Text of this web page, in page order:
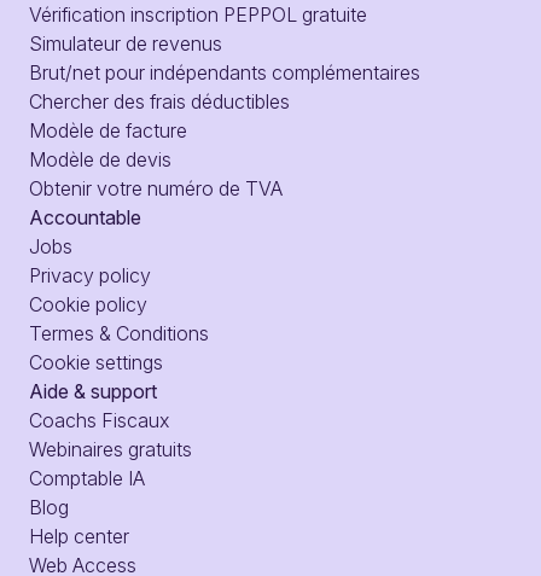
Vérification inscription PEPPOL gratuite
Simulateur de revenus
Brut/net pour indépendants complémentaires
Chercher des frais déductibles
Modèle de facture
Modèle de devis
Obtenir votre numéro de TVA
Accountable
Jobs
Privacy policy
Cookie policy
Termes & Conditions
Cookie settings
Aide & support
Coachs Fiscaux
Webinaires gratuits
Comptable IA
Blog
Help center
Web Access